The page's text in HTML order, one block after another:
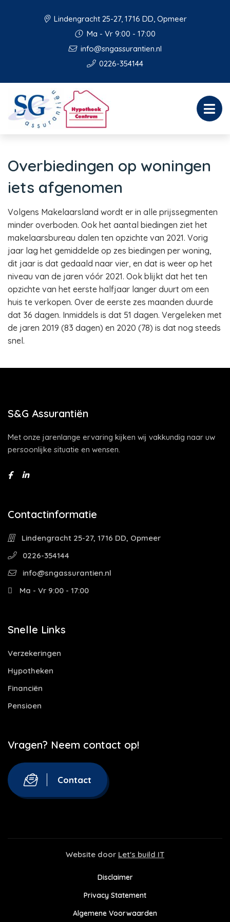
Lindengracht 25-27, 1716 DD, Opmeer
Ma - Vr 9:00 - 17:00
info@sngassurantien.nl
0226-354144
Overbiedingen op woningen
iets afgenomen
Volgens Makelaarsland wordt er in alle prijssegmenten
minder overboden. Ook het aantal biedingen ziet het
makelaarsbureau dalen ten opzichte van 2021. Vorig
jaar lag het gemiddelde op zes biedingen per woning,
dit jaar is dat gedaald naar vier, en dat is weer op het
niveau van de jaren vóór 2021. Ook blijkt dat het ten
opzichte van het eerste halfjaar langer duurt om een
huis te verkopen. Over de eerste zes maanden duurde
dat 36 dagen. Inmiddels is dat 51 dagen. Vergeleken met
de jaren 2019 (83 dagen) en 2020 (78) is dat nog steeds
snel.
S&G Assurantiën
Met onze jarenlange ervaring kijken wij vakkundig naar uw
persoonlijke situatie en wensen.
Contactinformatie
Lindengracht 25-27, 1716 DD, Opmeer
0226-354144
info@sngassurantien.nl
Ma - Vr 9:00 - 17:00
Snelle Links
Verzekeringen
Hypotheken
Financiën
Pensioen
Vragen? Neem contact op!
Contact
Website door Let's build IT
Disclaimer
Privacy Statement
Algemene Voorwaarden